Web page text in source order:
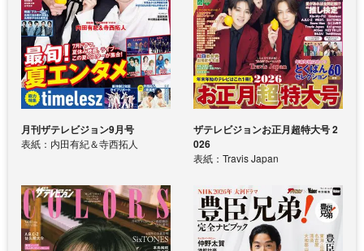
月刊ザテレビジョン9月号
表紙：内田有紀＆寺西拓人
ザテレビジョンお正月超特大号 2
026
表紙：Travis Japan